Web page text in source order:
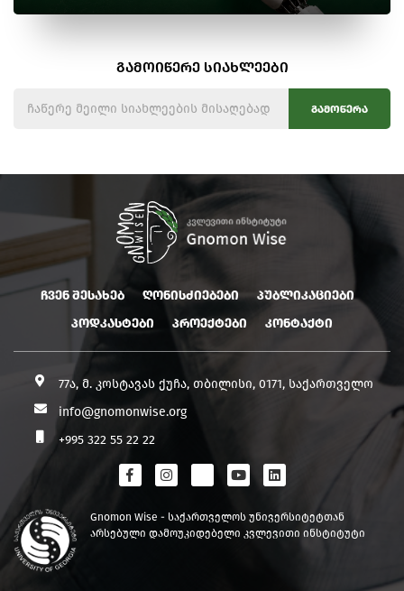
გამოიწერე სიახლეები
გამოწერა
ჩვენ შესახებ ღონისძიებები
პუბლიკაციები
პოდკასტები
პროექტები კონტაქტი
77ა, მ. კოსტავას ქუჩა, თბილისი, 0171, საქართველო
info@gnomonwise.org
+995 322 55 22 22
Gnomon Wise - საქართველოს უნივერსიტეტთან
არსებული დამოუკიდებელი კვლევითი ინსტიტუტი